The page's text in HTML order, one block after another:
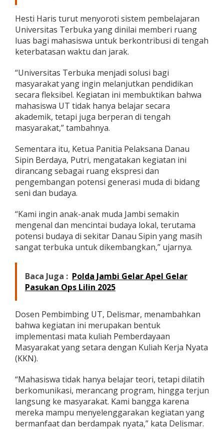
Hesti Haris turut menyoroti sistem pembelajaran
Universitas Terbuka yang dinilai memberi ruang
luas bagi mahasiswa untuk berkontribusi di tengah
keterbatasan waktu dan jarak.
“Universitas Terbuka menjadi solusi bagi
masyarakat yang ingin melanjutkan pendidikan
secara fleksibel. Kegiatan ini membuktikan bahwa
mahasiswa UT tidak hanya belajar secara
akademik, tetapi juga berperan di tengah
masyarakat,” tambahnya.
Sementara itu, Ketua Panitia Pelaksana Danau
Sipin Berdaya, Putri, mengatakan kegiatan ini
dirancang sebagai ruang ekspresi dan
pengembangan potensi generasi muda di bidang
seni dan budaya.
“Kami ingin anak-anak muda Jambi semakin
mengenal dan mencintai budaya lokal, terutama
potensi budaya di sekitar Danau Sipin yang masih
sangat terbuka untuk dikembangkan,” ujarnya.
Baca Juga : Polda Jambi Gelar Apel Gelar
Pasukan Ops Lilin 2025
Dosen Pembimbing UT, Delismar, menambahkan
bahwa kegiatan ini merupakan bentuk
implementasi mata kuliah Pemberdayaan
Masyarakat yang setara dengan Kuliah Kerja Nyata
(KKN).
“Mahasiswa tidak hanya belajar teori, tetapi dilatih
berkomunikasi, merancang program, hingga terjun
langsung ke masyarakat. Kami bangga karena
mereka mampu menyelenggarakan kegiatan yang
bermanfaat dan berdampak nyata,” kata Delismar.